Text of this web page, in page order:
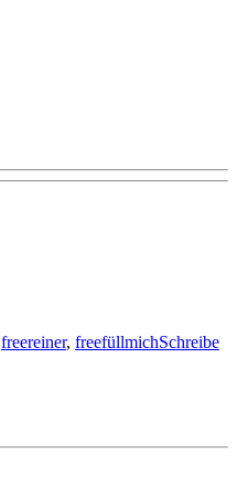
freereiner, freefüllmichSchreibe